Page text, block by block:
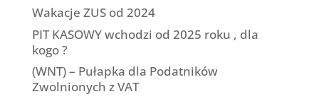
Wakacje ZUS od 2024
PIT KASOWY wchodzi od 2025 roku , dla
kogo ?
(WNT) – Pułapka dla Podatników
Zwolnionych z VAT